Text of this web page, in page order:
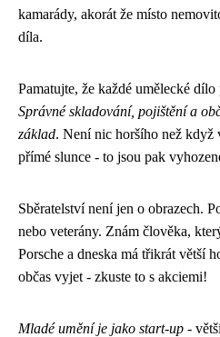
kamarády, akorát že místo
díla.
Pamatujte, že každé umělecké
Správné skladování, pojištění a
základ. Není nic horšího než když
přímé slunce - to jsou pak
Sběratelství není jen o obrazech.
nebo veterány. Znám člověka,
Porsche a dneska má třikrát větší
občas vyjet - zkuste to s akciemi!
Mladé umění je jako start-up -